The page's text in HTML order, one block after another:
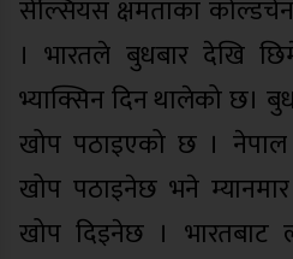
सेल्सियस क्षमताका
। भारतले बुधबार देखि
भ्याक्सिन दिन थालेको छ।
खोप पठाइएको छ । नेपाल
खोप पठाइनेछ भने
खोप दिइनेछ । भारतबाट